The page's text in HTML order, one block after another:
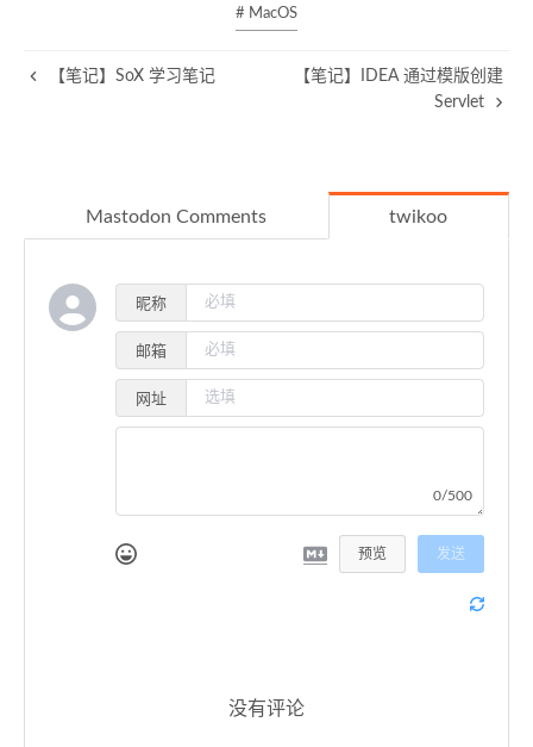
# MacOS
【笔记】SoX 学习笔记
【笔记】IDEA 通过模版创建
Servlet
Mastodon Comments twikoo
昵称
邮箱
网址
0/500
预览 发送
没有评论